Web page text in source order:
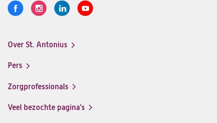
Volg
Logo
een
ziekenhuis
op
Logo
een
op
Logo
een
op
Logo
menu
Over St. Antonius
Pers
Zorgprofessionals
Veel bezochte pagina's